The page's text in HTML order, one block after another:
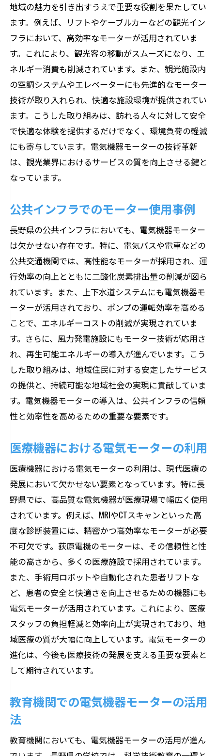
ポンプシステムの最適化
農業ロボットとモーターの連携
長野県の環境と経済を支える電気機器モータ
ーの役割
クリーンエネルギーの推進
地元経済の活性化
環境保護への貢献
持続可能な開発目標（SDGs）との関連
地域社会への影響
政策支援と電気機器モーターの普及
耐久性の高い電気機器モーターが長野県内で
過酷な気候条件への対応
メンテナンスの容易さ
長寿命とコスト効率
高品質な製品選定のポイント
ユーザーの声と評価
導入事例から学ぶ選定基準
電気機器モーターがもたらす長野県の産業イ
ノベーション
新技術の導入と開発
現場での実証実験
大学との共同研究
スタートアップ企業の支援
デジタルトランスフォーメーションとモ
ーター
持続可能な未来を目指して
地域密着型の電気機器モーター導入事例から
学ぶ長野県の未来
地域企業との連携事例
住民参加型プロジェクト
成功事例とその要因
地域特性を活かしたモーター活用
課題とその克服方法
未来のビジョンと展望
地域の魅力を引き出すうえで重要な役割を果たしてい
ます。例えば、リフトやケーブルカーなどの観光イン
フラにおいて、高効率なモーターが活用されていま
す。これにより、観光客の移動がスムーズになり、エ
ネルギー消費も削減されています。また、観光施設内
の空調システムやエレベーターにも先進的なモーター
技術が取り入れられ、快適な施設環境が提供されてい
ます。こうした取り組みは、訪れる人々に対して安全
で快適な体験を提供するだけでなく、環境負荷の軽減
にも寄与しています。電気機器モーターの技術革新
は、観光業界におけるサービスの質を向上させる鍵と
なっています。
公共インフラでのモーター使用事例
長野県の公共インフラにおいても、電気機器モーター
は欠かせない存在です。特に、電気バスや電車などの
公共交通機関では、高性能なモーターが採用され、運
行効率の向上とともに二酸化炭素排出量の削減が図ら
れています。また、上下水道システムにも電気機器モ
ーターが活用されており、ポンプの運転効率を高める
ことで、エネルギーコストの削減が実現されていま
す。さらに、風力発電施設にもモーター技術が応用さ
れ、再生可能エネルギーの導入が進んでいます。こう
した取り組みは、地域住民に対する安定したサービス
の提供と、持続可能な地域社会の実現に貢献していま
す。電気機器モーターの導入は、公共インフラの信頼
性と効率性を高めるための重要な要素です。
医療機器における電気モーターの利用
医療機器における電気モーターの利用は、現代医療の
発展において欠かせない要素となっています。特に長
野県では、高品質な電気機器が医療現場で幅広く使用
されています。例えば、MRIやCTスキャンといった高
度な診断装置には、精密かつ高効率なモーターが必要
不可欠です。荻原電機のモーターは、その信頼性と性
能の高さから、多くの医療施設で採用されています。
また、手術用ロボットや自動化された患者リフトな
ど、患者の安全と快適さを向上させるための機器にも
電気モーターが活用されています。これにより、医療
スタッフの負担軽減と効率向上が実現されており、地
域医療の質が大幅に向上しています。電気モーターの
進化は、今後も医療技術の発展を支える重要な要素と
して期待されています。
教育機関での電気機器モーターの活用
法
教育機関においても、電気機器モーターの活用が進ん